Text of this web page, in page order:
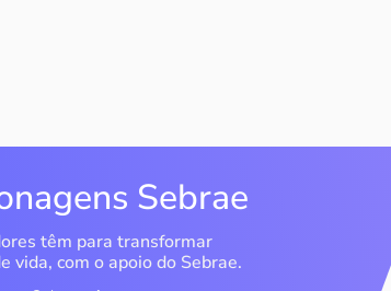
Sebrae
têm para transformar
vida, com o apoio do Sebrae.